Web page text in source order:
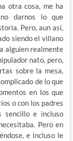
otra cosa, me ha
darnos lo que
Pero, aun así,
siendo el villano
alguien realmente
nato, pero,
sobre la mesa,
de lo que
en los que
o con los padres
sencillo e incluso
Pero en
e incluso le